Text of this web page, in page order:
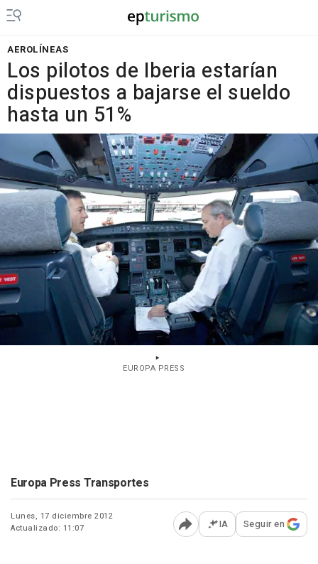
AEROLÍNEAS
Los pilotos de Iberia estarían
dispuestos a bajarse el sueldo
hasta un 51%
EUROPA PRESS
Europa Press Transportes
Lunes, 17 diciembre 2012
Actualizado: 11:07
Abrir opciones para
IA Seguir en